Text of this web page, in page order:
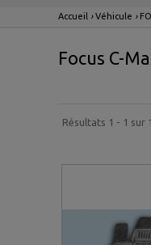
Accueil ›Véhicule ›
Focus C-
Résultats 1 - 1 sur 1